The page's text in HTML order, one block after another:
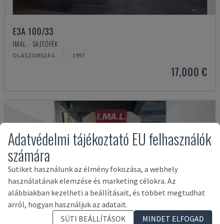
E3A 100/33
IMAL - SAJTÓFÉK
OLASZORSZÁG 1997
17,000 €
Adatvédelmi tájékoztató EU felhasználók
számára
Sütiket használunk az élmény fokozása, a webhely
használatának elemzése és marketing célokra. Az
alábbiakban kezelheti a beállításait, és többet megtudhat
arról, hogyan használjuk az adatait.
SÜTI BEÁLLÍTÁSOK
MINDET ELFOGAD